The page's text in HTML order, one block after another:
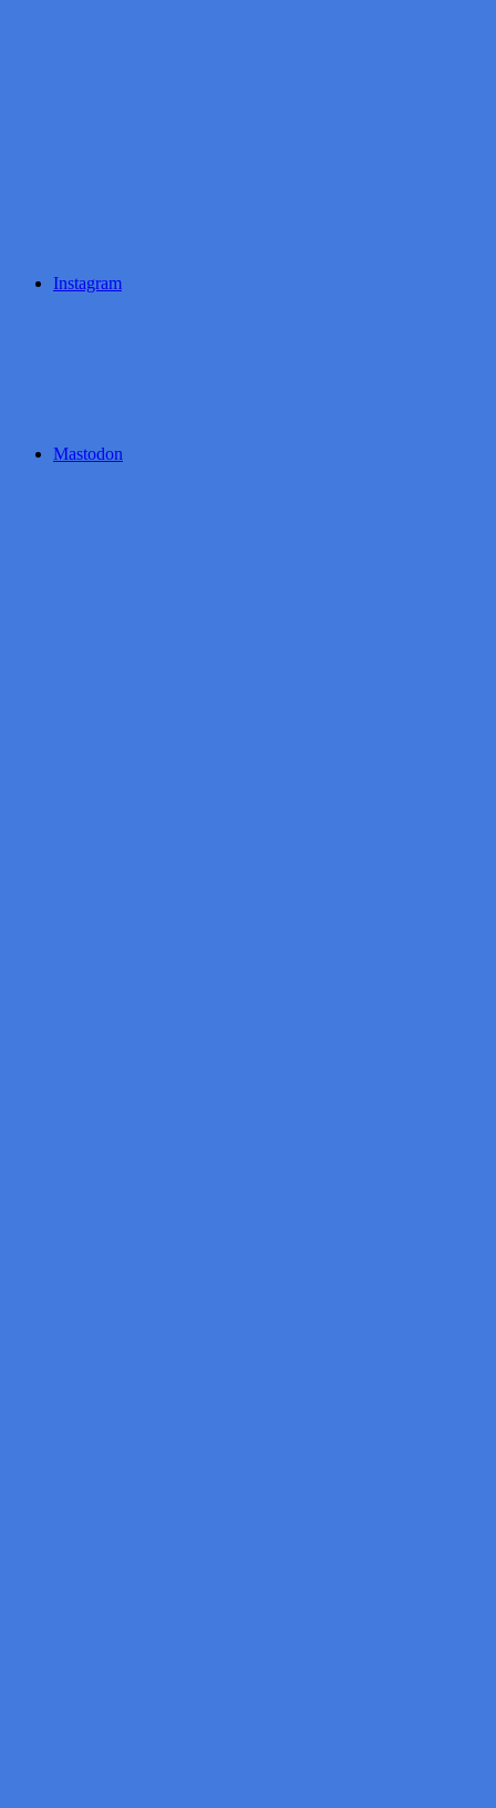
Instagram
Mastodon